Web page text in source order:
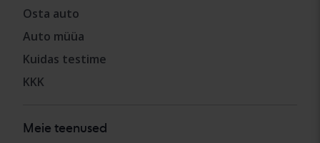
Osta auto
Auto müüa
Kuidas testime
KKK
Meie teenused